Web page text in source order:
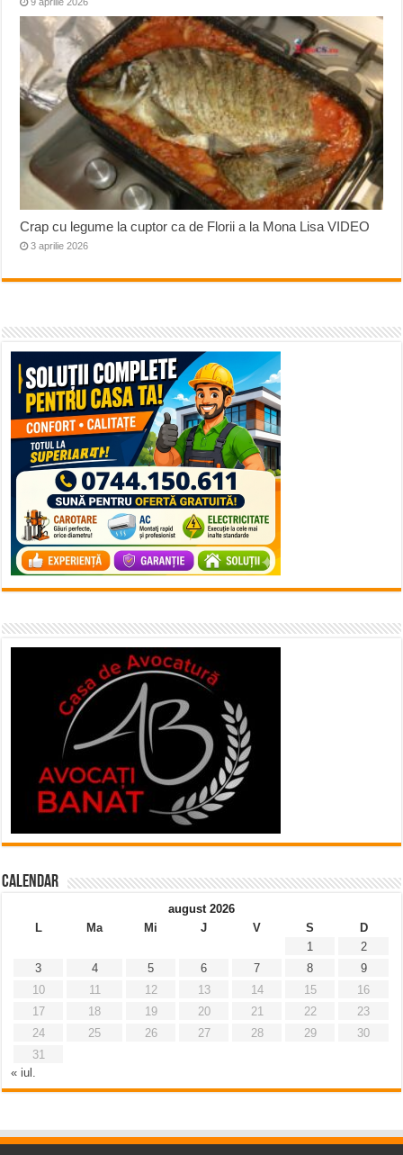
Crap cu legume la cuptor ca de Florii a la Mona Lisa VIDEO
3 aprilie 2026
Calendar
august 2026
L
Ma Mi J V S
D
1
2
3
4 5 6 7 8
9
10
11 12 13 14 15
16
17
18 19 20 21 22
23
24
25 26 27 28 29
30
31
« iul.